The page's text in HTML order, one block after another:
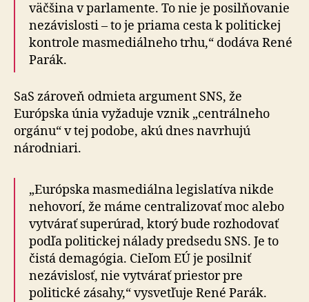
väčšina v parlamente. To nie je posilňovanie
nezávislosti – to je priama cesta k politickej
kontrole masmediálneho trhu,“ dodáva René
Parák.
SaS zároveň odmieta argument SNS, že
Európska únia vyžaduje vznik „centrálneho
orgánu“ v tej podobe, akú dnes navrhujú
národniari.
„Európska masmediálna legislatíva nikde
nehovorí, že máme centralizovať moc alebo
vytvárať superúrad, ktorý bude rozhodovať
podľa po­li­tic­kej nálady predsedu SNS. Je to
čistá demagógia. Cieľom EÚ je posilniť
nezávislosť, nie vytvárať priestor pre
politické zásahy,“ vysvetľuje René Parák.